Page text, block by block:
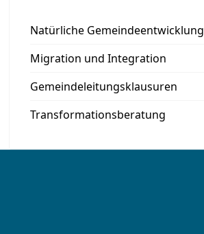
Natürliche Gemeindeentwicklung
Migration und Integration
Gemeindeleitungsklausuren
Transformationsberatung